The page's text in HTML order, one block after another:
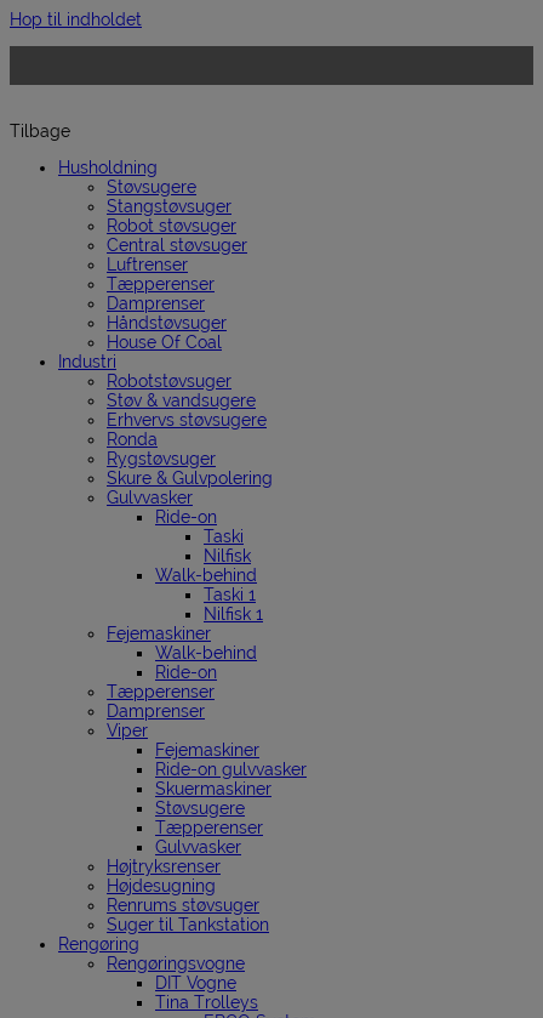
Hop til indholdet
Tilbage
Husholdning
Støvsugere
Stangstøvsuger
Robot støvsuger
Central støvsuger
Luftrenser
Tæpperenser
Damprenser
Håndstøvsuger
House Of Coal
Industri
Robotstøvsuger
Støv & vandsugere
Erhvervs støvsugere
Ronda
Rygstøvsuger
Skure & Gulvpolering
Gulvvasker
Ride-on
Taski
Nilfisk
Walk-behind
Taski 1
Nilfisk 1
Fejemaskiner
Walk-behind
Ride-on
Tæpperenser
Damprenser
Viper
Fejemaskiner
Ride-on gulvvasker
Skuermaskiner
Støvsugere
Tæpperenser
Gulvvasker
Højtryksrenser
Højdesugning
Renrums støvsuger
Suger til Tankstation
Rengøring
Rengøringsvogne
DIT Vogne
Tina Trolleys